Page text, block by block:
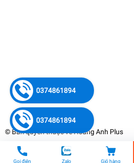
© Bản quyền thuộc vềHoàng Anh Plus
0374861894
0374861894
Bình Xịt Máy Honda
4.700.000₫
undefined
Tiến Hành Thanh
Gọi điện Zalo Giỏ hàng